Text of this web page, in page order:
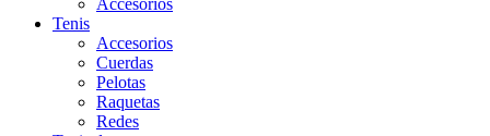
Tenis
Accesorios
Cuerdas
Pelotas
Raquetas
Redes